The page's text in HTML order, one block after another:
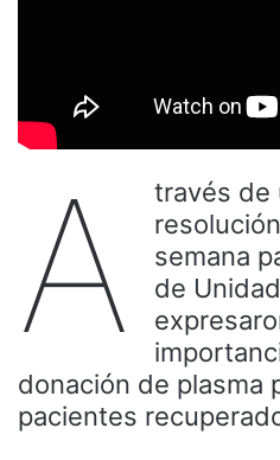
A
través de
semana
de
donación de plasma
pacientes